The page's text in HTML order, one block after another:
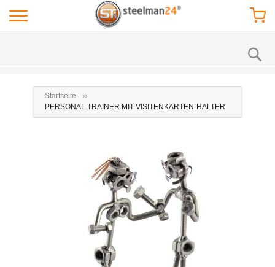
Startseite
PERSONAL TRAINER MIT VISITENKARTEN-HALTER